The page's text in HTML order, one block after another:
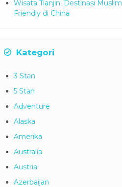
Wisata Tianjin: Destinasi Muslim
Friendly di China
Kategori
3 Stan
5 Stan
Adventure
Alaska
Amerika
Australia
Austria
Azerbaijan